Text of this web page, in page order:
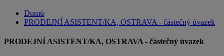
Domů
PRODEJNÍ ASISTENT/KA, OSTRAVA - částečný úvazek
PRODEJNÍ ASISTENT/KA, OSTRAVA - částečný úvazek